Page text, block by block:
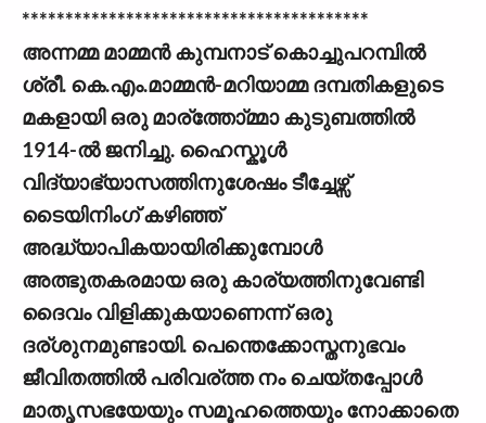
****************************************
അന്നമ്മ മാമ്മന്‍ കുമ്പനാട് കൊച്ചുപറമ്പില്‍
ശ്രീ. കെ.എം.മാമ്മന്‍-മറിയാമ്മ ദമ്പതികളുടെ
മകളായി ഒരു മാര്ത്തോ്മ്മാ കുടുബത്തില്‍
1914-ല്‍ ജനിച്ചു. ഹൈസ്കൂള്‍
വിദ്യാഭ്യാസത്തിനുശേഷം ടീച്ചേഴ്സ്
ടൈയിനിംഗ് കഴിഞ്ഞ്
അദ്ധ്യാപികയായിരിക്കുമ്പോള്‍
അത്ഭുതകരമായ ഒരു കാര്യത്തിനുവേണ്ടി
ദൈവം വിളിക്കുകയാണെന്ന് ഒരു
ദര്ശുനമുണ്ടായി. പെന്തെക്കോസ്തനുഭവം
ജീവിതത്തില്‍ പരിവര്ത്ത നം ചെയ്തപ്പോള്‍
മാതൃസഭയേയും സമൂഹത്തെയും നോക്കാതെ